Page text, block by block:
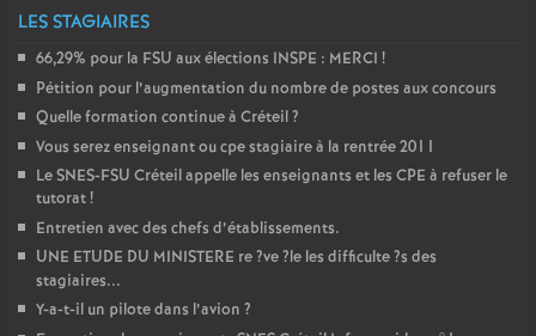
LES STAGIAIRES
66,29% pour la FSU aux élections INSPE : MERCI !
Pétition pour l’augmentation du nombre de postes aux concours
Quelle formation continue à Créteil?
Vous serez enseignant ou cpe stagiaire à la rentrée 2011
LeSNES-FSU Créteil appelle les enseignants et les CPE à refuser le
tutorat!
Entretien avec des chefs d’établissements.
UNE ETUDE DU MINISTERE re?ve?le les difficulte?s des
stagiaires...
Y-a-t-il un pilote dans l’avion ?